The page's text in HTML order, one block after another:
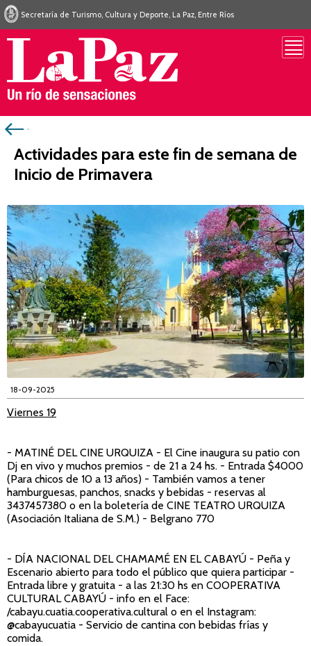
Secretaría de Turismo, Cultura y Deporte, La Paz, Entre Ríos
Actividades para este fin de semana de
Inicio de Primavera
18-09-2025
Viernes 19
- MATINÉ DEL CINE URQUIZA - El Cine inaugura su patio con
Dj en vivo y muchos premios - de 21 a 24 hs. - Entrada $4000
(Para chicos de 10 a 13 años) - También vamos a tener
hamburguesas, panchos, snacks y bebidas - reservas al
3437457380 o en la boletería de CINE TEATRO URQUIZA
(Asociación Italiana de S.M.) - Belgrano 770
- DÍA NACIONAL DEL CHAMAMÉ EN EL CABAYÚ - Peña y
Escenario abierto para todo el público que quiera participar -
Entrada libre y gratuita - a las 21:30 hs en COOPERATIVA
CULTURAL CABAYÚ - info en el Face:
/cabayu.cuatia.cooperativa.cultural o en el Instagram:
@cabayucuatia - Servicio de cantina con bebidas frías y
comida.